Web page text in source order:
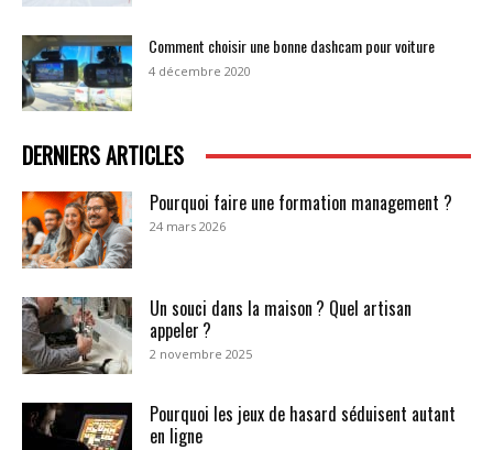
Comment choisir une bonne dashcam pour voiture
4 décembre 2020
DERNIERS ARTICLES
Pourquoi faire une formation management ?
24 mars 2026
Un souci dans la maison ? Quel artisan
appeler ?
2 novembre 2025
Pourquoi les jeux de hasard séduisent autant
en ligne